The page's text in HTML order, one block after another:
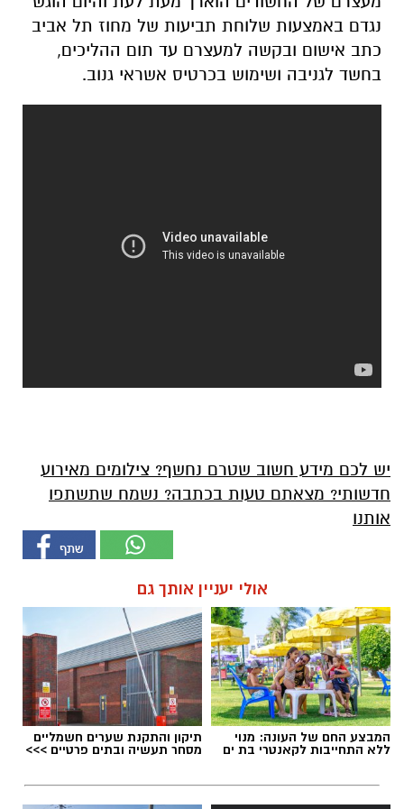
נגדם באמצעות שלוחת תביעות של מחוז תל אביב
כתב אישום ובקשה למעצרם עד תום ההליכים,
בחשד לגניבה ושימוש בכרטיס אשראי גנוב.
יש לכם מידע חשוב שטרם נחשף? צילומים מאירוע
חדשותי? מצאתם טעות בכתבה? נשמח שתשתפו
אותנו
אולי יעניין אותך גם
המבצע החם של העונה: מנוי
ללא התחייבות לקאנטרי בת ים
תיקון והתקנת שערים חשמליים
מסחר תעשיה ובתים פרטיים >>>